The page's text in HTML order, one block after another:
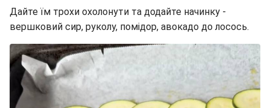
Дайте їм трохи охолонути та додайте начинку -
вершковий сир, руколу, помідор, авокадо до лосось.